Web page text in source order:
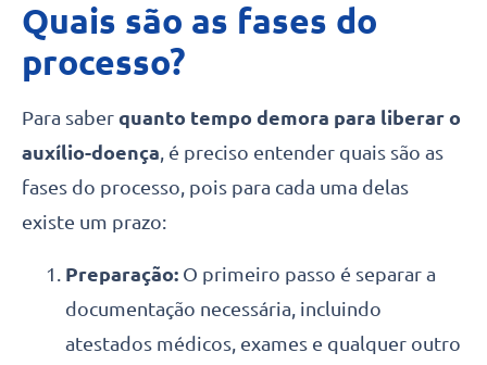
Quais são as fases do
processo?
Para saber quanto tempo demora para liberar o
auxílio-doença, é preciso entender quais são as
fases do processo, pois para cada uma delas
existe um prazo:
Preparação: O primeiro passo é separar a
documentação necessária, incluindo
atestados médicos, exames e qualquer outro